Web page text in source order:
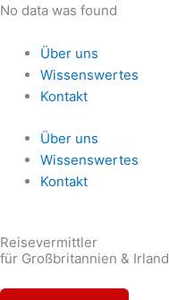
Zum
springen
No data was found
Über uns
Wissenswertes
Kontakt
Über uns
Wissenswertes
Kontakt
Reisevermittler
für Großbritannien & Irland